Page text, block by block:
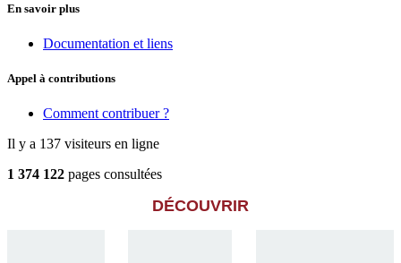
En savoir plus
Documentation et liens
Appel à contributions
Comment contribuer ?
Il y a 137 visiteurs en ligne
1 374 122 pages consultées
DÉCOUVRIR